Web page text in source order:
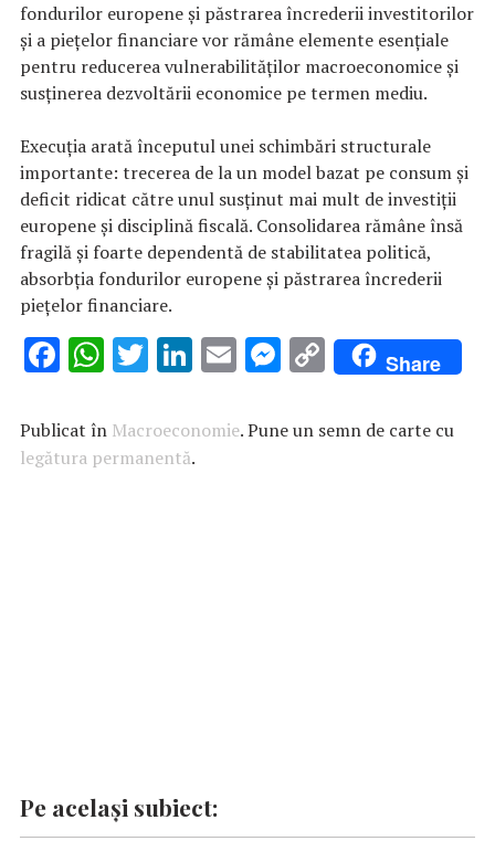
fondurilor europene și păstrarea încrederii investitorilor
și a piețelor financiare vor rămâne elemente esențiale
pentru reducerea vulnerabilităților macroeconomice și
susținerea dezvoltării economice pe termen mediu.
Execuția arată începutul unei schimbări structurale
importante: trecerea de la un model bazat pe consum și
deficit ridicat către unul susținut mai mult de investiții
europene și disciplină fiscală. Consolidarea rămâne însă
fragilă și foarte dependentă de stabilitatea politică,
absorbția fondurilor europene și păstrarea încrederii
piețelor financiare.
F
e
b
W
at
s
T
it
te
Li
k
e
E
ai
M
se
C
o
p
Share
Publicat în Macroeconomie. Pune un semn de carte cu
legătura permanentă.
Pe același subiect: